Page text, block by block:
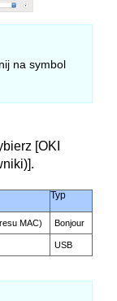
na symbol
[OKI
Typ
MAC) Bonjour
USB